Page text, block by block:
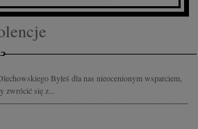
Byłeś dla nas nieocenionym wsparciem,
zwrócić się z...